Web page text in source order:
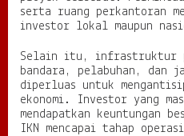
serta ruang perkantoran
investor lokal maupun
Selain itu, infrastruktur
bandara, pelabuhan, dan
diperluas untuk
ekonomi. Investor yang
mendapatkan keuntungan
IKN mencapai tahap